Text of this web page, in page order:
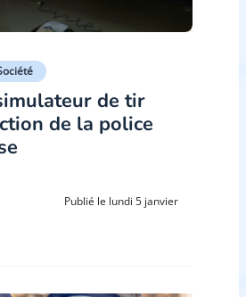
de tir
de la police
Publié le lundi 5 janvier